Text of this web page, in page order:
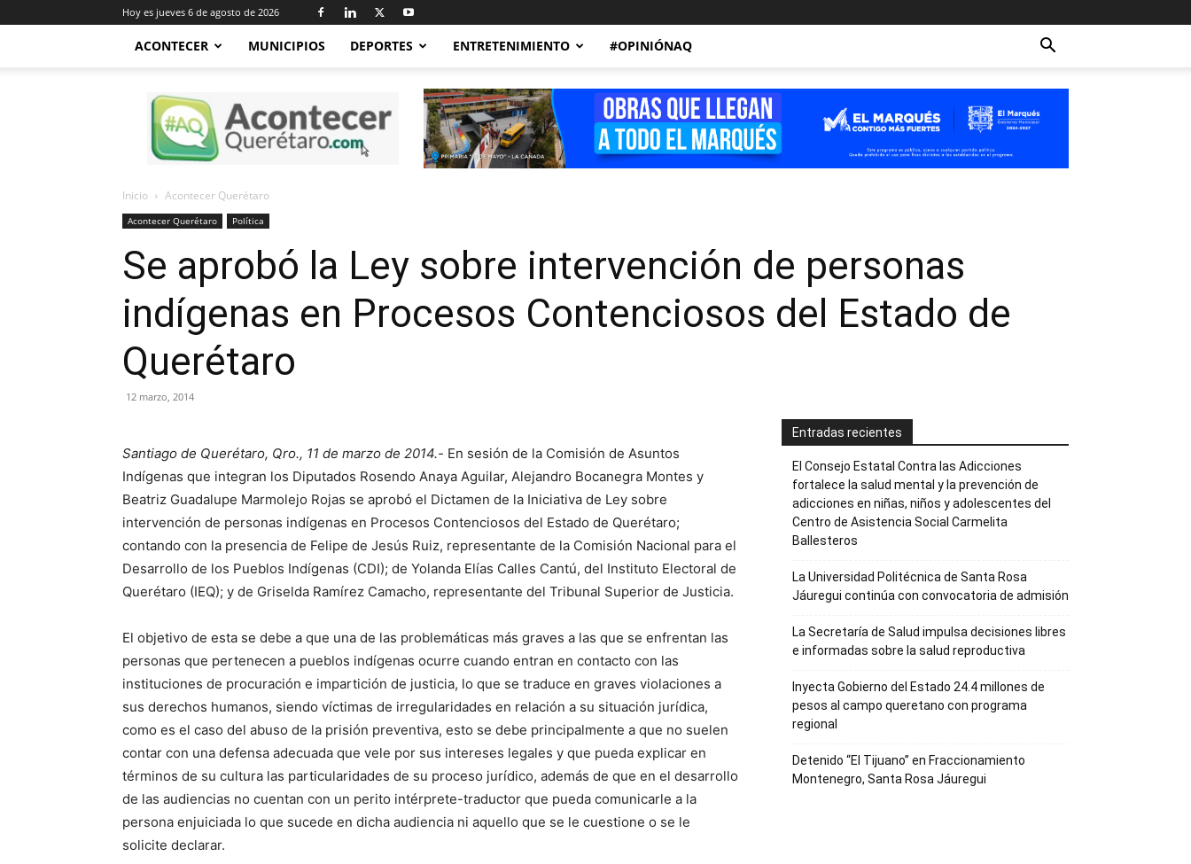
Hoy es jueves 6 de agosto de 2026
ACONTECER MUNICIPIOS DEPORTES ENTRETENIMIENTO #OPINIÓNAQ
Acontecer
Querétaro
Inicio Acontecer Querétaro
Acontecer Querétaro Política
Se aprobó la Ley sobre intervención de personas
indígenas en Procesos Contenciosos del Estado de
Querétaro
12 marzo, 2014
Santiago de Querétaro, Qro., 11 de marzo de 2014.- En sesión de la Comisión de Asuntos
Indígenas que integran los Diputados Rosendo Anaya Aguilar, Alejandro Bocanegra Montes y
Beatriz Guadalupe Marmolejo Rojas se aprobó el Dictamen de la Iniciativa de Ley sobre
intervención de personas indígenas en Procesos Contenciosos del Estado de Querétaro;
contando con la presencia de Felipe de Jesús Ruiz, representante de la Comisión Nacional para el
Desarrollo de los Pueblos Indígenas (CDI); de Yolanda Elías Calles Cantú, del Instituto Electoral de
Querétaro (IEQ); y de Griselda Ramírez Camacho, representante del Tribunal Superior de Justicia.
El objetivo de esta se debe a que una de las problemáticas más graves a las que se enfrentan las
personas que pertenecen a pueblos indígenas ocurre cuando entran en contacto con las
instituciones de procuración e impartición de justicia, lo que se traduce en graves violaciones a
sus derechos humanos, siendo víctimas de irregularidades en relación a su situación jurídica,
como es el caso del abuso de la prisión preventiva, esto se debe principalmente a que no suelen
contar con una defensa adecuada que vele por sus intereses legales y que pueda explicar en
términos de su cultura las particularidades de su proceso jurídico, además de que en el desarrollo
de las audiencias no cuentan con un perito intérprete-traductor que pueda comunicarle a la
persona enjuiciada lo que sucede en dicha audiencia ni aquello que se le cuestione o se le
solicite declarar.
Entradas recientes
El Consejo Estatal Contra las Adicciones
fortalece la salud mental y la prevención de
adicciones en niñas, niños y adolescentes del
Centro de Asistencia Social Carmelita
Ballesteros
La Universidad Politécnica de Santa Rosa
Jáuregui continúa con convocatoria de admisión
La Secretaría de Salud impulsa decisiones libres
e informadas sobre la salud reproductiva
Inyecta Gobierno del Estado 24.4 millones de
pesos al campo queretano con programa
regional
Detenido “El Tijuano” en Fraccionamiento
Montenegro, Santa Rosa Jáuregui